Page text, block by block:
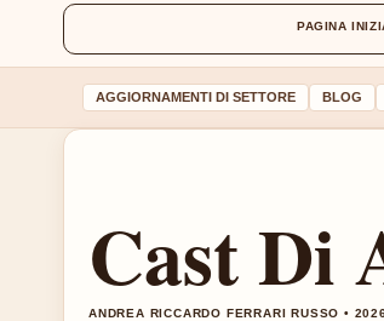
PAGINA
AGGIORNAMENTI DI SETTORE BLOG
Cast Di
ANDREA RICCARDO FERRARI RUSSO •